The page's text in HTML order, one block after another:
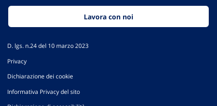
Lavora con noi
D. lgs. n.24 del 10 marzo 2023
Privacy
Dichiarazione dei cookie
Informativa Privacy del sito